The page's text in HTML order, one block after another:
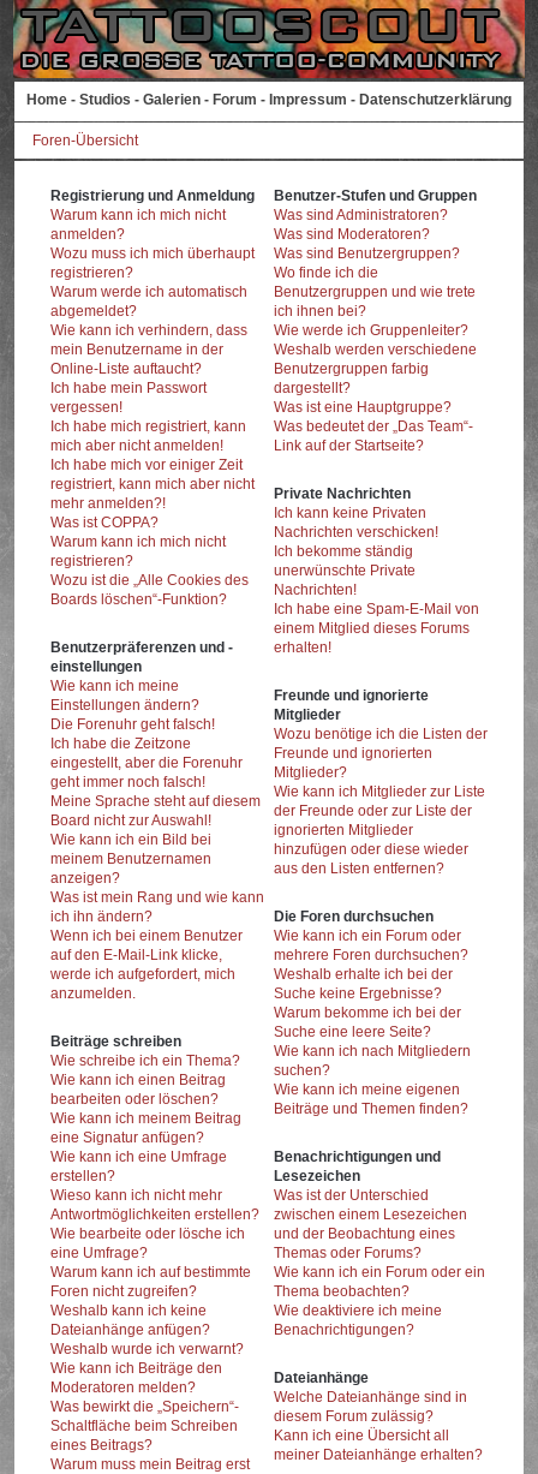
Home - Studios - Galerien - Forum - Impressum - Datenschutzerklärung
Foren-Übersicht
Registrierung und Anmeldung
Warum kann ich mich nicht
anmelden?
Wozu muss ich mich überhaupt
registrieren?
Warum werde ich automatisch
abgemeldet?
Wie kann ich verhindern, dass
mein Benutzername in der
Online-Liste auftaucht?
Ich habe mein Passwort
vergessen!
Ich habe mich registriert, kann
mich aber nicht anmelden!
Ich habe mich vor einiger Zeit
registriert, kann mich aber nicht
mehr anmelden?!
Was ist COPPA?
Warum kann ich mich nicht
registrieren?
Wozu ist die „Alle Cookies des
Boards löschen“-Funktion?
Benutzerpräferenzen und -
einstellungen
Wie kann ich meine
Einstellungen ändern?
Die Forenuhr geht falsch!
Ich habe die Zeitzone
eingestellt, aber die Forenuhr
geht immer noch falsch!
Meine Sprache steht auf diesem
Board nicht zur Auswahl!
Wie kann ich ein Bild bei
meinem Benutzernamen
anzeigen?
Was ist mein Rang und wie kann
ich ihn ändern?
Wenn ich bei einem Benutzer
auf den E-Mail-Link klicke,
werde ich aufgefordert, mich
anzumelden.
Beiträge schreiben
Wie schreibe ich ein Thema?
Wie kann ich einen Beitrag
bearbeiten oder löschen?
Wie kann ich meinem Beitrag
eine Signatur anfügen?
Wie kann ich eine Umfrage
erstellen?
Wieso kann ich nicht mehr
Antwortmöglichkeiten erstellen?
Wie bearbeite oder lösche ich
eine Umfrage?
Warum kann ich auf bestimmte
Foren nicht zugreifen?
Weshalb kann ich keine
Dateianhänge anfügen?
Weshalb wurde ich verwarnt?
Wie kann ich Beiträge den
Moderatoren melden?
Was bewirkt die „Speichern“-
Schaltfläche beim Schreiben
eines Beitrags?
Warum muss mein Beitrag erst
Benutzer-Stufen und Gruppen
Was sind Administratoren?
Was sind Moderatoren?
Was sind Benutzergruppen?
Wo finde ich die
Benutzergruppen und wie trete
ich ihnen bei?
Wie werde ich Gruppenleiter?
Weshalb werden verschiedene
Benutzergruppen farbig
dargestellt?
Was ist eine Hauptgruppe?
Was bedeutet der „Das Team“-
Link auf der Startseite?
Private Nachrichten
Ich kann keine Privaten
Nachrichten verschicken!
Ich bekomme ständig
unerwünschte Private
Nachrichten!
Ich habe eine Spam-E-Mail von
einem Mitglied dieses Forums
erhalten!
Freunde und ignorierte
Mitglieder
Wozu benötige ich die Listen der
Freunde und ignorierten
Mitglieder?
Wie kann ich Mitglieder zur Liste
der Freunde oder zur Liste der
ignorierten Mitglieder
hinzufügen oder diese wieder
aus den Listen entfernen?
Die Foren durchsuchen
Wie kann ich ein Forum oder
mehrere Foren durchsuchen?
Weshalb erhalte ich bei der
Suche keine Ergebnisse?
Warum bekomme ich bei der
Suche eine leere Seite?
Wie kann ich nach Mitgliedern
suchen?
Wie kann ich meine eigenen
Beiträge und Themen finden?
Benachrichtigungen und
Lesezeichen
Was ist der Unterschied
zwischen einem Lesezeichen
und der Beobachtung eines
Themas oder Forums?
Wie kann ich ein Forum oder ein
Thema beobachten?
Wie deaktiviere ich meine
Benachrichtigungen?
Dateianhänge
Welche Dateianhänge sind in
diesem Forum zulässig?
Kann ich eine Übersicht all
meiner Dateianhänge erhalten?